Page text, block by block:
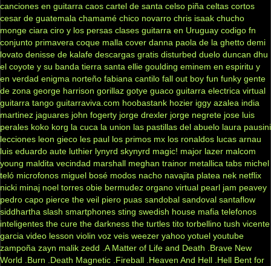
canciones en guitarra caos cartel de santa celso piña celtas cortos
cesar de guatemala chamamé chico novarro chris isaak chucho
monge ciara ciro y los persas clases guitarra en Uruguay codigo fn
conjunto primavera coque malla cover danna paola de la ghetto demi
lovato denisse de kalafe descargas gratis disturbed duelo duncan dhu
el coyote y su banda tierra santa ellie goulding eminem en espiritu y
en verdad enigma norteño fabiana cantilo fall out boy fun funky gente
de zona george harrison gorillaz gotye guaco guitarra electrica virtual
guitarra tango guitarraviva.com hoobastank hozier iggy azalea india
martinez jaguares john fogerty jorge drexler jorge negrete jose luis
perales koko korg la cuca la union las pastillas del abuelo laura pausini
lecciones leon gieco les paul los primos mx los ronaldos lucas arnau
luis eduardo aute luthier lynyrd skynyrd magic! major lazer malcom
young maldita vecindad marshall meghan trainor metallica tabs michel
teló microfonos miguel bosé modos nacho navajita platea nek netflix
nicki minaj noel torres obie bermudez organo virtual pearl jam peavey
pedro capo pierce the veil piero puas sandobal sandoval santaflow
siddhartha slash smartphones sting swedish house mafia telefonos
inteligentes the cure the darkness the turtles tito torbellino tush vicente
garcia video lesson violin voz veis weezer yahoo yotuel youtube
zampoña zayn malik zedd .A Matter of Life and Death
.Brave New
World
.Burn .Death Magnetic .Fireball .Heaven And Hell .Hell Bent for